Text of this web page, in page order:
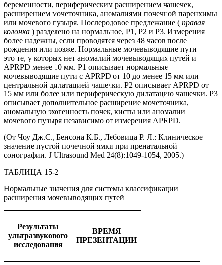
беременности, периферическим расширением чашечек,
расширением мочеточника, аномалиями почечной паренхимы
или мочевого пузыря. Послеродовое предлежание ( правая
колонка ) разделено на нормальное, P1, P2 и P3. Измерения
более надежны, если проводятся через 48 часов после
рождения или позже. Нормальные мочевыводящие пути —
это те, у которых нет аномалий мочевыводящих путей и
APRPD менее 10 мм. P1 описывает нормальные
мочевыводящие пути с APRPD от 10 до менее 15 мм или
центральной дилатацией чашечки. P2 описывает APRPD от
15 мм или более или периферическую дилатацию чашечки. P3
описывает дополнительное расширение мочеточника,
аномальную эхогенность почек, кисты или аномалии
мочевого пузыря независимо от измерения APRPD.
(От Чоу Дж.С., Бенсона К.Б., Лебовица Р. Л.: Клиническое
значение пустой почечной ямки при пренатальной
сонографии. J Ultrasound Med 24(8):1049-1054, 2005.)
ТАБЛИЦА 15-2
Нормальные значения для системы классификации
расширения мочевыводящих путей
Результаты
ультразвукового
исследования
ВРЕМЯ
ПРЕЗЕНТАЦИИ